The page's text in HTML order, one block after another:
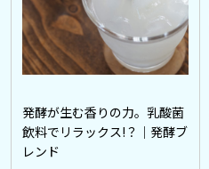
発酵が生む香りの力。乳酸菌
飲料でリラックス!？｜発酵ブ
レンド